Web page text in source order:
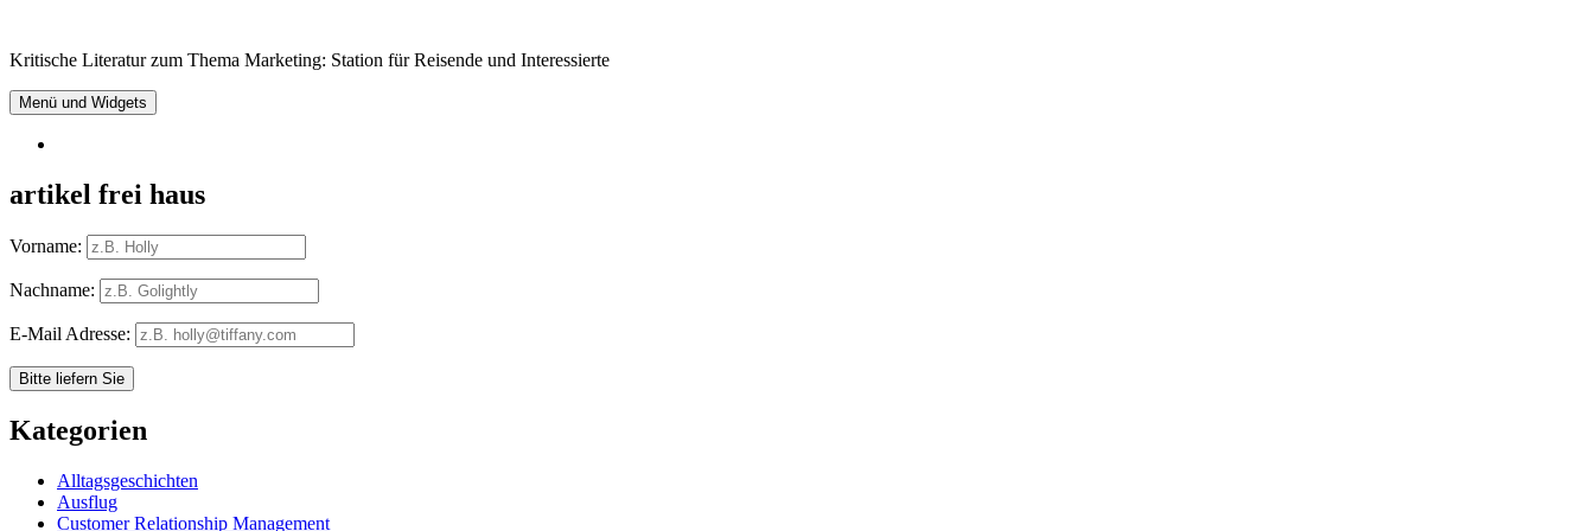
Inhalt
Kritische Literatur zum Thema Marketing: Station für Reisende und Interessierte
Menü und Widgets
artikel frei haus
Vorname:
Nachname:
E-Mail Adresse:
Kategorien
Alltagsgeschichten
Ausflug
Customer Relationship Management